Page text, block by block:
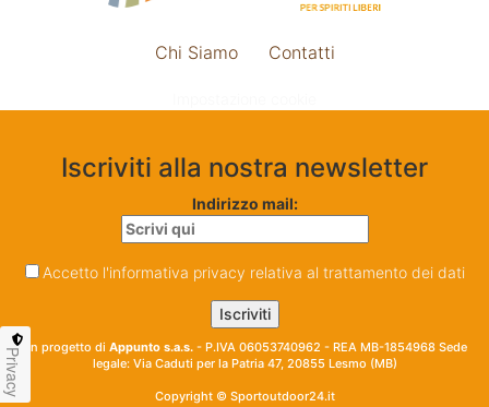
Chi Siamo Contatti
Iscriviti alla nostra newsletter
Indirizzo mail:
Accetto l'informativa privacy relativa al trattamento dei dati
Un progetto di Appunto s.a.s. - P.IVA 06053740962 - REA MB-1854968 Sede
legale: Via Caduti per la Patria 47, 20855 Lesmo (MB)
Copyright © Sportoutdoor24.it
Privacy